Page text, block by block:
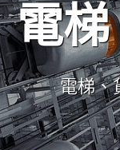
電
電梯、